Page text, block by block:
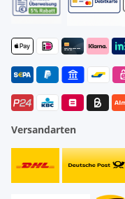
Versandarten